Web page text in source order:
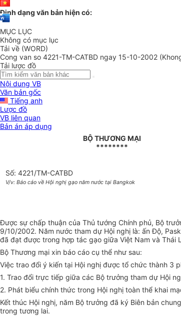
Định dạng văn bản hiện có:
MỤC LỤC
Không có mục lục
Tải về (WORD)
Cong van so 4221-TM-CATBD ngay 15-10-2002
Tải lược đồ
Nội dung VB
Văn bản gốc
Tiếng anh
Lược đồ
VB liên quan
Bản án áp dụng
BỘ THƯƠNG MẠI
********
Số: 4221/TM-CATBD
V/v: Báo cáo về Hội nghị gạo năm nước tại Bangkok
Được sự chấp thuận của Thủ tướng Chính phủ, Bộ
9/10/2002. Năm nước tham dự Hội nghị là: ấn Độ,
đã đạt được trong hợp tác gạo giữa Việt Nam và Thái
Bộ Thương mại xin báo cáo cụ thể như sau:
Việc trao đổi ý kiến tại Hội nghị được tổ chức thành 3
1. Trao đổi trực tiếp giữa các Bộ trưởng tham dự Hội
2. Phát biểu chính thức trong Hội nghị toàn thể khai
Kết thúc Hội nghị, năm Bộ trưởng đã ký Biên bản
trong tương lai.